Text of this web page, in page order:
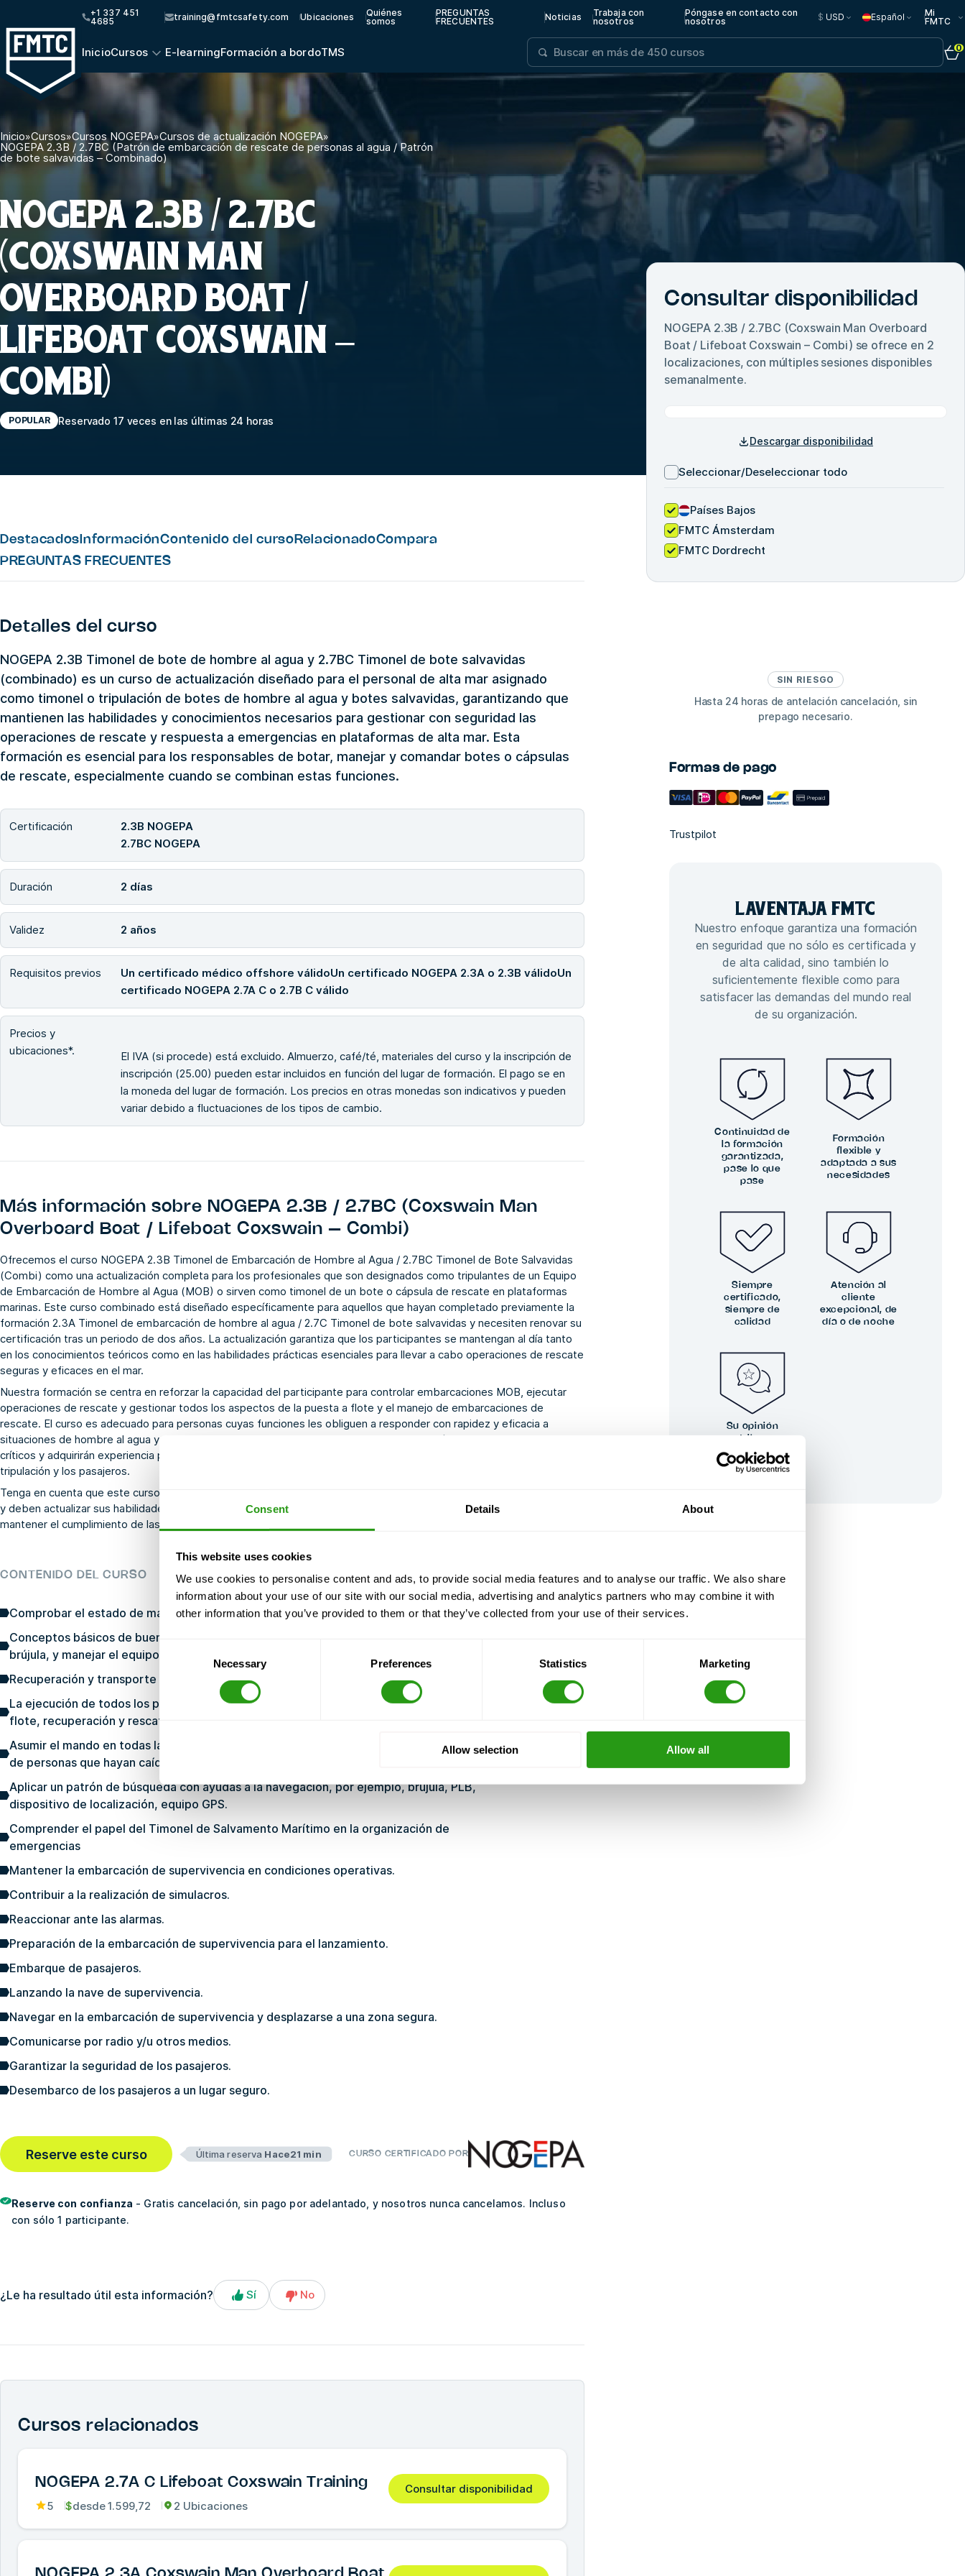
Consent Details About
This website uses cookies
We use cookies to personalise content and ads, to provide social media features and to analyse our traffic. We also share
information about your use of our site with our social media, advertising and analytics partners who may combine it with
other information that you’ve provided to them or that they’ve collected from your use of their services.
Necessary Preferences Statistics Marketing
Allow selection Allow all
+1 337 451
4685
training@fmtcsafety.com Ubicaciones
Quiénes
somos
PREGUNTAS
FRECUENTES
Noticias
Trabaja con
nosotros
Póngase en contacto con
nosotros
$ USD Español
Mi
FMTC
InicioCursos E-learningFormación a bordoTMS 0
Inicio»Cursos»Cursos NOGEPA»Cursos de actualización NOGEPA»
NOGEPA 2.3B / 2.7BC (Patrón de embarcación de rescate de personas al agua / Patrón
de bote salvavidas – Combinado)
NOGEPA 2.3B / 2.7BC
(COXSWAIN MAN
OVERBOARD BOAT /
LIFEBOAT COXSWAIN –
COMBI)
POPULAR Reservado 17 veces en las últimas 24 horas
Destacados InformaciónContenido del curso RelacionadoCompara
PREGUNTAS FRECUENTES
Detalles del curso
NOGEPA 2.3B Timonel de bote de hombre al agua y 2.7BC Timonel de bote salvavidas
(combinado) es un curso de actualización diseñado para el personal de alta mar asignado
como timonel o tripulación de botes de hombre al agua y botes salvavidas, garantizando que
mantienen las habilidades y conocimientos necesarios para gestionar con seguridad las
operaciones de rescate y respuesta a emergencias en plataformas de alta mar. Esta
formación es esencial para los responsables de botar, manejar y comandar botes o cápsulas
de rescate, especialmente cuando se combinan estas funciones.
Certificación
2.3B NOGEPA
2.7BC NOGEPA
Duración 2 días
Validez 2 años
Requisitos previos
Un certificado médico offshore válidoUn certificado NOGEPA 2.3A o 2.3B válidoUn
certificado NOGEPA 2.7A C o 2.7B C válido
Precios y
ubicaciones*.
El IVA (si procede) está excluido. Almuerzo, café/té, materiales del curso y la inscripción de
inscripción (25.00) pueden estar incluidos en función del lugar de formación. El pago se en
la moneda del lugar de formación. Los precios en otras monedas son indicativos y pueden
variar debido a fluctuaciones de los tipos de cambio.
Más información sobre NOGEPA 2.3B / 2.7BC (Coxswain Man
Overboard Boat / Lifeboat Coxswain – Combi)
Ofrecemos el curso NOGEPA 2.3B Timonel de Embarcación de Hombre al Agua / 2.7BC Timonel de Bote Salvavidas
(Combi) como una actualización completa para los profesionales que son designados como tripulantes de un Equipo
de Embarcación de Hombre al Agua (MOB) o sirven como timonel de un bote o cápsula de rescate en plataformas
marinas. Este curso combinado está diseñado específicamente para aquellos que hayan completado previamente la
formación 2.3A Timonel de embarcación de hombre al agua / 2.7C Timonel de bote salvavidas y necesiten renovar su
certificación tras un periodo de dos años. La actualización garantiza que los participantes se mantengan al día tanto
en los conocimientos teóricos como en las habilidades prácticas esenciales para llevar a cabo operaciones de rescate
seguras y eficaces en el mar.
Nuestra formación se centra en reforzar la capacidad del participante para controlar embarcaciones MOB, ejecutar
operaciones de rescate y gestionar todos los aspectos de la puesta a flote y el manejo de embarcaciones de
rescate. El curso es adecuado para personas cuyas funciones les obliguen a responder con rapidez y eficacia a
situaciones de hombre al agua y otras emergencias en alta mar. Los participantes revisarán todos los procedimientos
críticos y adquirirán experiencia práctica para mantener la disponibilidad operativa y garantizar la seguridad de la
tripulación y los pasajeros.
Tenga en cuenta que este curso de actualización está dirigido a aquellos que ya han completado la certificación inicial
y deben actualizar sus habilidades y conocimientos cada dos años. El curso cubre todos los aspectos necesarios para
mantener el cumplimiento de las normas NOGEPA para las operaciones de seguridad y salvamento en alta mar.
CONTENIDO DEL CURSO
Comprobar el estado de mantenimiento y preparación de la embarcación FRC.
Conceptos básicos de buena marinería, determinar un rumbo y gobernar con la
brújula, y manejar el equipo a bordo del barco FRC.
Recuperación y transporte de una víctima del agua.
La ejecución de todos los procedimientos asociados a las operaciones de puesta a
flote, recuperación y rescate de hombres al agua.
Asumir el mando en todas las situaciones que puedan surgir en relación con el rescate
de personas que hayan caído por la borda.
Aplicar un patrón de búsqueda con ayudas a la navegación, por ejemplo, brújula, PLB,
dispositivo de localización, equipo GPS.
Comprender el papel del Timonel de Salvamento Marítimo en la organización de
emergencias
Mantener la embarcación de supervivencia en condiciones operativas.
Contribuir a la realización de simulacros.
Reaccionar ante las alarmas.
Preparación de la embarcación de supervivencia para el lanzamiento.
Embarque de pasajeros.
Lanzando la nave de supervivencia.
Navegar en la embarcación de supervivencia y desplazarse a una zona segura.
Comunicarse por radio y/u otros medios.
Garantizar la seguridad de los pasajeros.
Desembarco de los pasajeros a un lugar seguro.
Reserve este curso Última reserva Hace21 min CURSO CERTIFICADO POR
Reserve con confianza - Gratis cancelación, sin pago por adelantado, y nosotros nunca cancelamos. Incluso
con sólo 1 participante.
¿Le ha resultado útil esta información? Sí No
Cursos relacionados
NOGEPA 2.7A C Lifeboat Coxswain Training
5 $desde1.599,72 2 Ubicaciones
Consultar disponibilidad
Consultar disponibilidad
NOGEPA 2.3B / 2.7BC (Coxswain Man Overboard
Boat / Lifeboat Coxswain – Combi) se ofrece en 2
localizaciones, con múltiples sesiones disponibles
semanalmente.
Descargar disponibilidad
Seleccionar/Deseleccionar todo
Países Bajos
FMTC Ámsterdam
FMTC Dordrecht
SIN RIESGO
Hasta 24 horas de antelación cancelación, sin
prepago necesario.
Formas de pago
Trustpilot
LAVENTAJA FMTC
Nuestro enfoque garantiza una formación
en seguridad que no sólo es certificada y
de alta calidad, sino también lo
suficientemente flexible como para
satisfacer las demandas del mundo real
de su organización.
Continuidad de
la formación
garantizada,
pase lo que
pase
Formación
flexible y
adaptada a sus
necesidades
Siempre
certificado,
siempre de
calidad
Atención al
cliente
excepcional, de
día o de noche
Su opinión
contribuye a
nuestra
excelencia